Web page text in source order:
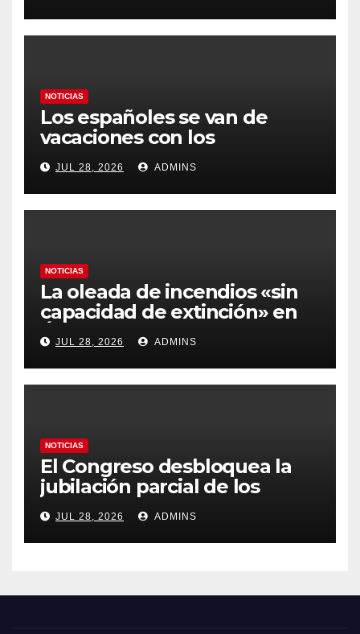
gobierno
NOTICIAS
Los españoles se van de
vacaciones con los
carburantes hasta un 21%
más caros que el año pasado
y los hoteles disparados
JUL 28, 2026 ADMINS
NOTICIAS
La oleada de incendios «sin
capacidad de extinción» en
Ávila y al oeste de Madrid
obliga a declarar la
emergencia nacional
JUL 28, 2026 ADMINS
NOTICIAS
El Congreso desbloquea la
jubilación parcial de los
trabajadores laborales del
sector público
JUL 28, 2026 ADMINS